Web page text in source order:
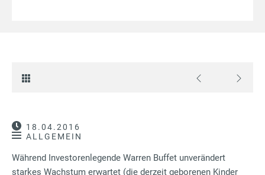
18.04.2016
ALLGEMEIN
Während Investorenlegende Warren Buffet unverändert
starkes Wachstum erwartet (die derzeit geborenen Kinder